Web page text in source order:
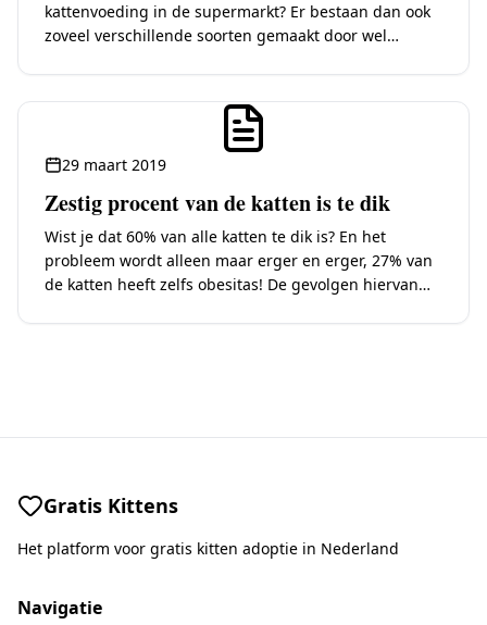
kattenvoeding in de supermarkt? Er bestaan dan ook
zoveel verschillende soorten gemaakt door wel
29 maart 2019
Zestig procent van de katten is te dik
Wist je dat 60% van alle katten te dik is? En het
probleem wordt alleen maar erger en erger, 27% van
de katten heeft zelfs obesitas! De gevolgen hiervan
Gratis Kittens
Het platform voor gratis kitten adoptie in Nederland
Navigatie